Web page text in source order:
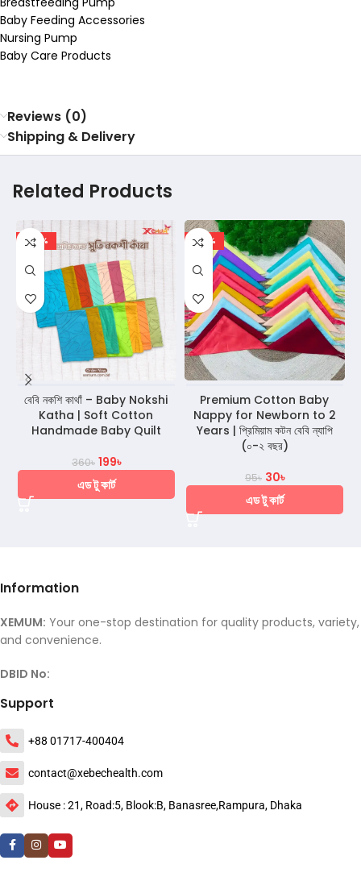
Baby Feeding Accessories
Nursing Pump
Baby Care Products
Reviews (0)
Shipping & Delivery
Related Products
-45%
বেবি নকশি কাথাঁ – Baby Nokshi
Katha | Soft Cotton
Handmade Baby Quilt
360৳ 199৳
এড টু কার্ট
-68%
Premium Cotton Baby
Nappy for Newborn to 2
Years | প্রিমিয়াম কটন বেবি ন্যাপি
(০-২ বছর)
95৳ 30৳
এড টু কার্ট
Information
XEMUM: Your one-stop destination for quality products, variety,
and convenience.
DBID No:
Support
+88 01717-400404
contact@xebechealth.com
House : 21, Road:5, Blook:B, Banasree,Rampura, Dhaka